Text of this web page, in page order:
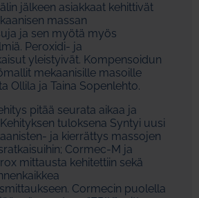
jälkeen asiakkaat kehittivät
massan
ja sen myötä myös
Peroxidi- ja
yleistyivät. Kompensoidun
mekaanisille masoille
Ollila ja Taina Sopenlehto.
pitää seurata aikaa ja
tuloksena Syntyi uusi
ja kierrättys massojen
Cormec-M ja
mittausta kehitettiin sekä
Cormecin puolella